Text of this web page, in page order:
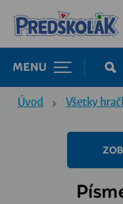
MENU
Úvod Všetky